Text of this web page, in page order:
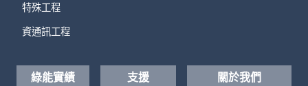
特殊工程
資通訊工程
綠能實績 支援 關於我們